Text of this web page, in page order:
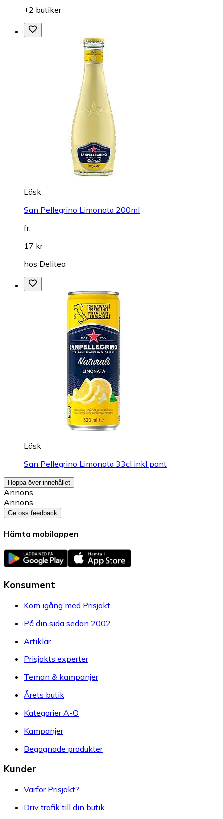
+2 butiker
Läsk
San Pellegrino Limonata 200ml
fr.
17 kr
hos Delitea
Läsk
San Pellegrino Limonata 33cl inkl pant
Hoppa över innehållet
Annons
Annons
Ge oss feedback
Hämta mobilappen
Konsument
Kom igång med Prisjakt
På din sida sedan 2002
Artiklar
Prisjakts experter
Teman & kampanjer
Årets butik
Kategorier A-Ö
Kampanjer
Begagnade produkter
Kunder
Varför Prisjakt?
Driv trafik till din butik